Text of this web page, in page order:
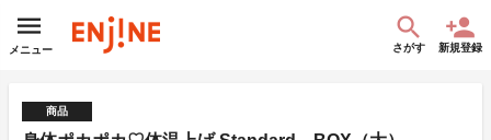
メニュー さがす 新規登録
商品